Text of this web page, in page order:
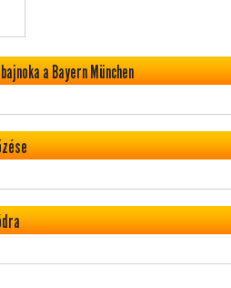
a Bayern München